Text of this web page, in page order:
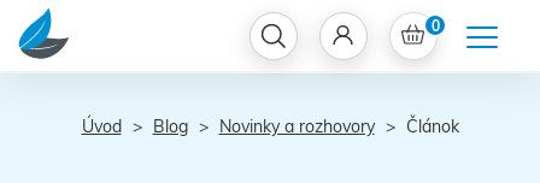
0
Úvod Blog Novinky a rozhovory Článok